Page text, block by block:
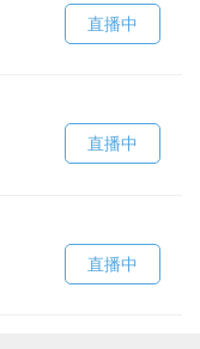
直播中
直播中
直播中